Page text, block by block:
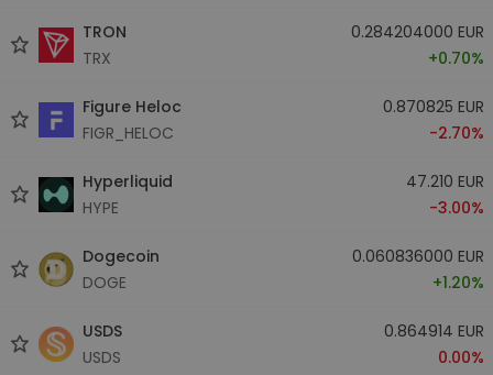
TRON
TRX
0.284204000 EUR
+0.70%
Figure Heloc
FIGR_HELOC
0.870825 EUR
-2.70%
Hyperliquid
HYPE
47.210 EUR
-3.00%
Dogecoin
DOGE
0.060836000 EUR
+1.20%
USDS
USDS
0.864914 EUR
0.00%